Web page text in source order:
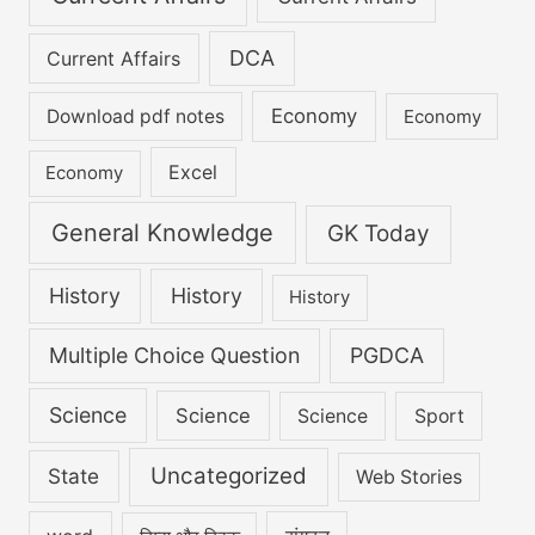
Current Affairs DCA
Download pdf notes Economy Economy
Economy Excel
General Knowledge GK Today
History History History
Multiple Choice Question PGDCA
Science Science Science Sport
State Uncategorized Web Stories